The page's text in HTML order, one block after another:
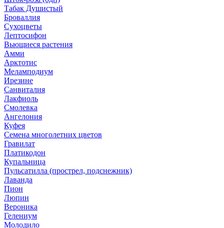
Табак Душистый
Броваллия
Сухоцветы
Лептосифон
Вьющиеся растения
Амми
Арктотис
Меламподиум
Ирезине
Санвиталия
Лакфиоль
Смолевка
Ангелония
Куфея
Семена многолетних цветов
Гравилат
Платикодон
Купальница
Пульсатилла (прострел, подснежник)
Лаванда
Пион
Люпин
Вероника
Гелениум
Молодило